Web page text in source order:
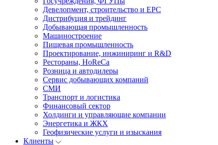
Девелопмент, строительство и EPC
Дистрибуция и трейдинг
Добывающая промышленность
Машиностроение
Пищевая промышленность
Проектирование, инжиниринг и R&D
Рестораны, HoReCa
Розница и автодилеры
Сервис добывающих компаний
СМИ
Транспорт и логистика
Финансовый сектор
Холдинги и управляющие компании
Энергетика и ЖКХ
Геофизические услуги и изыскания
Клиенты